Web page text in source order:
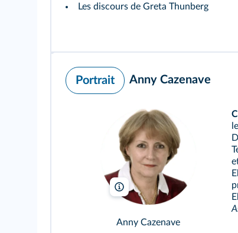
Les discours de Greta Thunberg
Portrait Anny Cazenave
Anny Cazenave
Anny Cazenave